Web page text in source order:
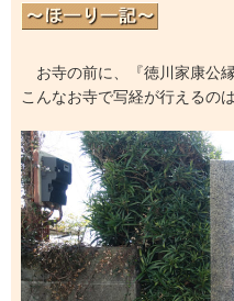
お寺の前に、『徳川家康公
こんなお寺で写経が行えるの